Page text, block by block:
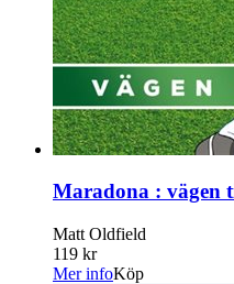
Maradona : vägen
Matt Oldfield
119 kr
Mer infoKöp